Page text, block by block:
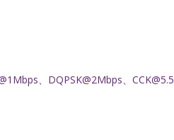
、DQPSK@2Mbps、